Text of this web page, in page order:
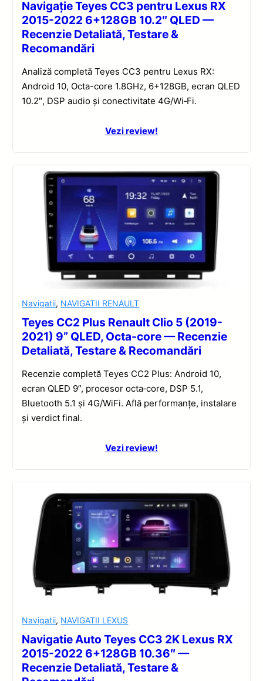
Navigație Teyes CC3 pentru Lexus RX
2015-2022 6+128GB 10.2″ QLED —
Recenzie Detaliată, Testare &
Recomandări
Analiză completă Teyes CC3 pentru Lexus RX:
Android 10, Octa-core 1.8GHz, 6+128GB, ecran QLED
10.2″, DSP audio și conectivitate 4G/Wi‑Fi.
Vezi review!
Navigatii, NAVIGATII RENAULT
Teyes CC2 Plus Renault Clio 5 (2019-
2021) 9” QLED, Octa-core — Recenzie
Detaliată, Testare & Recomandări
Recenzie completă Teyes CC2 Plus: Android 10,
ecran QLED 9”, procesor octa‑core, DSP 5.1,
Bluetooth 5.1 și 4G/WiFi. Află performanțe, instalare
și verdict final.
Vezi review!
Navigatii, NAVIGATII LEXUS
Navigatie Auto Teyes CC3 2K Lexus RX
2015-2022 6+128GB 10.36″ —
Recenzie Detaliată, Testare &